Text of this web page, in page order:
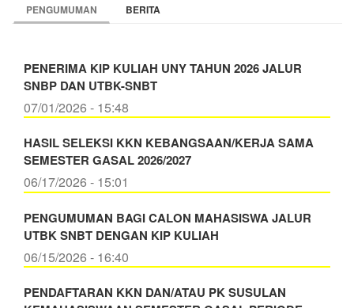
PENGUMUMAN BERITA
PENERIMA KIP KULIAH UNY TAHUN 2026 JALUR
SNBP DAN UTBK-SNBT
07/01/2026 - 15:48
HASIL SELEKSI KKN KEBANGSAAN/KERJA SAMA
SEMESTER GASAL 2026/2027
06/17/2026 - 15:01
PENGUMUMAN BAGI CALON MAHASISWA JALUR
UTBK SNBT DENGAN KIP KULIAH
06/15/2026 - 16:40
PENDAFTARAN KKN DAN/ATAU PK SUSULAN